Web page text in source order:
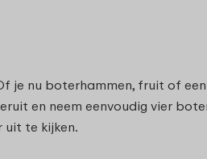
je nu boterhammen, fruit of
en neem eenvoudig vier
uit te kijken.